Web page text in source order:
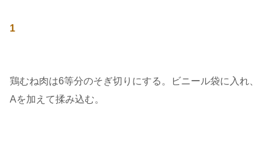
1
鶏むね肉は6等分のそぎ切りにする。ビニール袋に入れ、
Aを加えて揉み込む。